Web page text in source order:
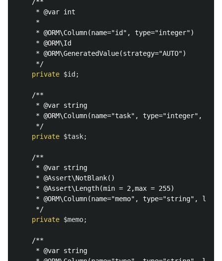
     * @var int
     *
     * @ORM\Column(name="id", type="integer")
     * @ORM\Id
     * @ORM\GeneratedValue(strategy="AUTO")
     */
private $id ;
/**
     * @var string
* @ORM\Column(name="task", type="integer",
     */
private $task;
/**
     * @var string
     * @Assert\NotBlank()
     * @Assert\Length(min = 2,max = 255)
* @ORM\Column(name="memo", type="string",
     */
private $memo;
/**
     * @var string